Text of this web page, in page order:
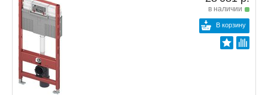
в наличии
В корзину